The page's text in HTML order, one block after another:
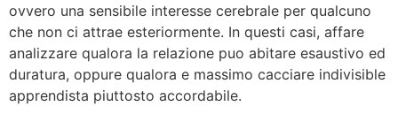
ovvero una sensibile interesse cerebrale per qualcuno
che non ci attrae esteriormente. In questi casi, affare
analizzare qualora la relazione puo abitare esaustivo ed
duratura, oppure qualora e massimo cacciare indivisible
apprendista piuttosto accordabile.